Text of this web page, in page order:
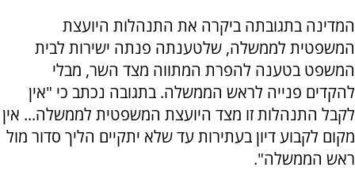
המדינה בתגובתה ביקרה את התנהלות היועצת
המשפטית לממשלה, שלטענתה פנתה ישירות לבית
המשפט בטענה להפרת המתווה מצד השר, מבלי
להקדים פנייה לראש הממשלה. בתגובה נכתב כי "אין
לקבל התנהלות זו מצד היועצת המשפטית לממשלה... אין
מקום לקבוע דיון בעתירות עד שלא יתקיים הליך סדור מול
ראש הממשלה".